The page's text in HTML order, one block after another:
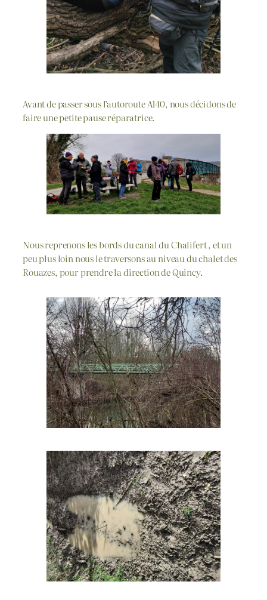
Avant de passer sous l’autoroute A140, nous décidons de
faire une petite pause réparatrice.
Nous reprenons les bords du canal du Chalifert , et un
peu plus loin nous le traversons au niveau du chalet des
Rouazes, pour prendre la direction de Quincy.